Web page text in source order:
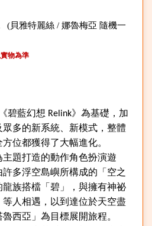
(貝雅特麗絲 / 娜魯梅亞 隨機一
物為準
碧藍幻想 Relink》為基礎，加
多的新系統、新模式，整體
位都獲得了大幅進化。
題打造的動作角色扮演遊
多浮空島嶼所構成的「空之
族搭檔「碧」，與擁有神祕
人相遇，以到達位於天空盡
西亞」為目標展開旅程。